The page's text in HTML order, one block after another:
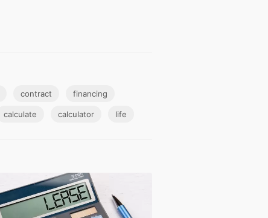
contract financing
calculate calculator life